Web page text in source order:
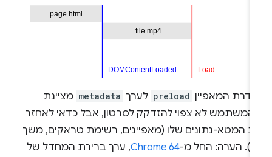
המאפיין preload לערך metadata מציינת
לא צפוי להזדקק לסרטון, אבל כדאי לאחזר
המטא-נתונים שלו (מאפיינים, רשימת טראקים, משך
הערה: החל מ- Chrome 64, ערך ברירת המחדל של